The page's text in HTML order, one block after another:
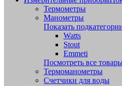
Термометры
Манометры
Показать
Watts
Stout
Emmeti
Посмотреть все
Термоманометры
Счетчики для воды